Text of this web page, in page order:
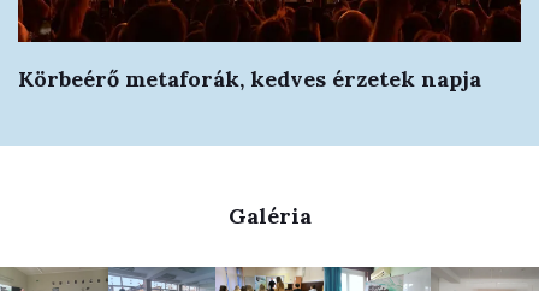
Körbeérő metaforák, kedves érzetek napja
Galéria